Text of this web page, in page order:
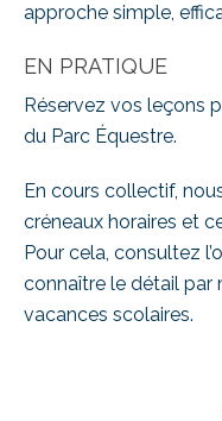
approche simple,
EN PRATIQUE
Réservez vos leçons
du Parc Équestre.
En cours collectif,
créneaux horaires et
Pour cela, consultez
connaître le détail par
vacances scolaires.